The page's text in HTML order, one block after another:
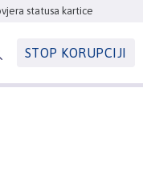
statusa kartice
STOP KORUPCIJI